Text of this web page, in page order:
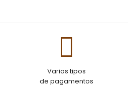
Varios tipos
de pagamentos